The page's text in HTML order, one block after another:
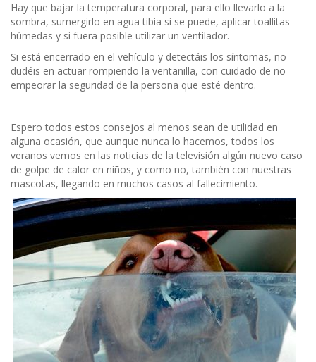
Hay que bajar la temperatura corporal, para ello llevarlo a la
sombra, sumergirlo en agua tibia si se puede, aplicar toallitas
húmedas y si fuera posible utilizar un ventilador.
Si está encerrado en el vehículo y detectáis los síntomas, no
dudéis en actuar rompiendo la ventanilla, con cuidado de no
empeorar la seguridad de la persona que esté dentro.
Espero todos estos consejos al menos sean de utilidad en
alguna ocasión, que aunque nunca lo hacemos, todos los
veranos vemos en las noticias de la televisión algún nuevo caso
de golpe de calor en niños, y como no, también con nuestras
mascotas, llegando en muchos casos al fallecimiento.